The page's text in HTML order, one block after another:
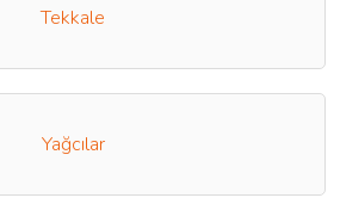
Tekkale
Yağcılar